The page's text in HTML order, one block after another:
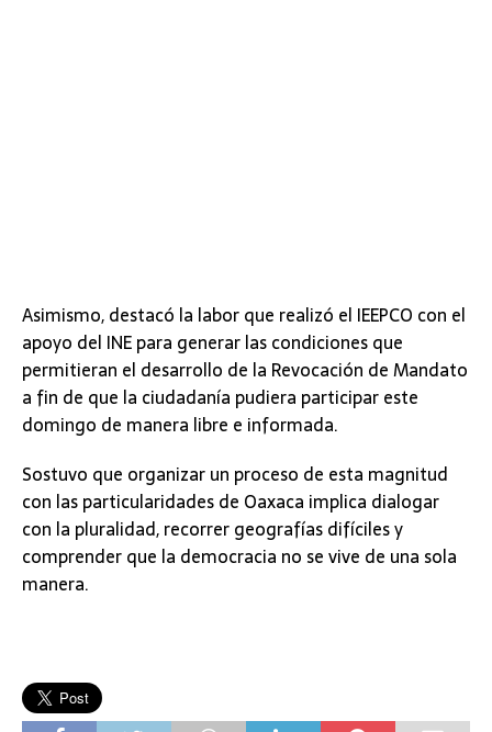
Asimismo, destacó la labor que realizó el IEEPCO con el
apoyo del INE para generar las condiciones que
permitieran el desarrollo de la Revocación de Mandato
a fin de que la ciudadanía pudiera participar este
domingo de manera libre e informada.
Sostuvo que organizar un proceso de esta magnitud
con las particularidades de Oaxaca implica dialogar
con la pluralidad, recorrer geografías difíciles y
comprender que la democracia no se vive de una sola
manera.